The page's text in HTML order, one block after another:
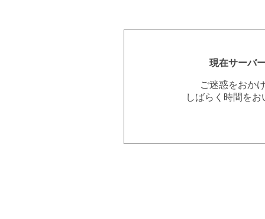
現在サーバ
ご迷惑をおか
しばらく時間を